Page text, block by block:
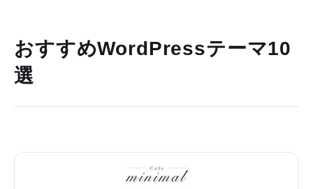
おすすめWordPressテーマ10
選